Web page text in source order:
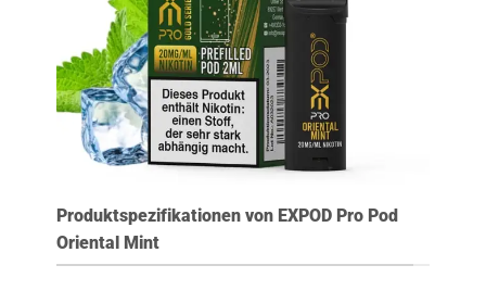
Produktspezifikationen von EXPOD Pro Pod
Oriental Mint